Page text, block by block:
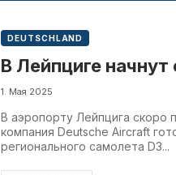
DEUTSCHLAND
В Лейпциге
1. Мая 2025
В аэропорту Лейпцига скоро
компания Deutsche Aircraft
регионального самолета D3...